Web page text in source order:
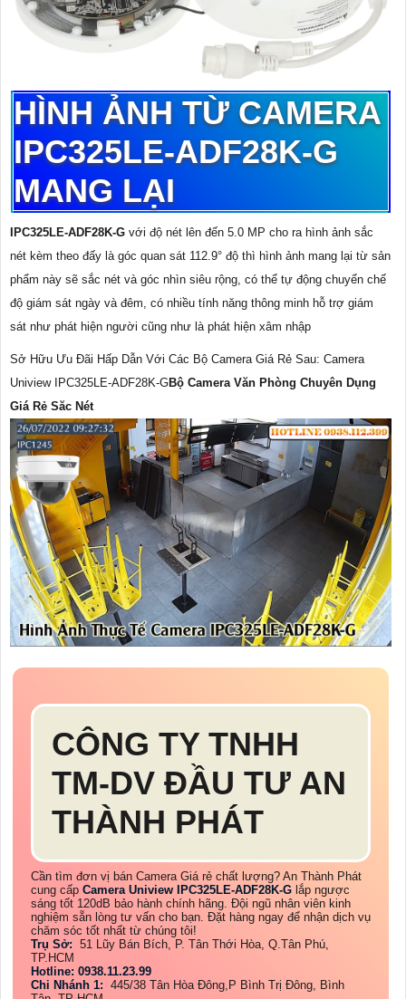
HÌNH ẢNH TỪ CAMERA
IPC325LE-ADF28K-G
MANG LẠI
IPC325LE-ADF28K-G với độ nét lên đến 5.0 MP cho ra hình ảnh sắc
nét kèm theo đấy là góc quan sát 112.9° độ thì hình ảnh mang lại từ sản
phẩm này sẽ sắc nét và góc nhìn siêu rộng, có thể tự động chuyển chế
độ giám sát ngày và đêm, có nhiều tính năng thông minh hỗ trợ giám
sát như phát hiện người cũng như là phát hiện xâm nhập
Sở Hữu Ưu Đãi Hấp Dẫn Với Các Bộ Camera Giá Rẻ Sau: Camera
Uniview IPC325LE-ADF28K-GBộ Camera Văn Phòng Chuyên Dụng
Giá Rẻ Săc Nét
CÔNG TY TNHH
TM-DV ĐẦU TƯ AN
THÀNH PHÁT
Cần tìm đơn vị bán Camera Giá rẻ chất lượng? An Thành Phát
cung cấp Camera Uniview IPC325LE-ADF28K-G lắp ngược
sáng tốt 120dB bảo hành chính hãng. Đội ngũ nhân viên kinh
nghiệm sẵn lòng tư vấn cho bạn. Đặt hàng ngay để nhận dịch vụ
chăm sóc tốt nhất từ chúng tôi!
Trụ Sở: 51 Lũy Bán Bích, P. Tân Thới Hòa, Q.Tân Phú,
TP.HCM
Hotline: 0938.11.23.99
Chi Nhánh 1: 445/38 Tân Hòa Đông,P Bình Trị Đông, Bình